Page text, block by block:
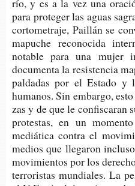
río, y es a la vez una
para pro­te­ger las aguas
cor­to­me­tra­je, Pai­llán se
mapu­che reco­no­ci­da
nota­ble para una mujer
docu­men­ta la resis­ten­cia
pal­da­das por el Esta­do y
huma­nos. Sin embar­go,
zas y de que le con­fis­ca­ran
pro­tes­tas, en un
mediá­ti­ca con­tra el
medios que lle­ga­ron
movi­mien­tos por los
terro­ris­tas mun­dia­les. La